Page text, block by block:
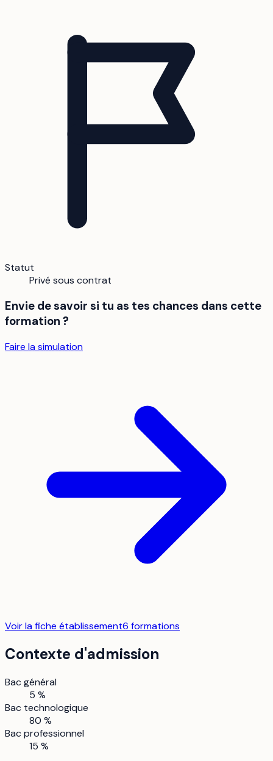
Statut
Privé sous contrat
Envie de savoir si tu as tes chances dans cette
formation ?
Faire la simulation
Voir la fiche établissement6 formations
Contexte d'admission
Bac général
5 %
Bac technologique
80 %
Bac professionnel
15 %